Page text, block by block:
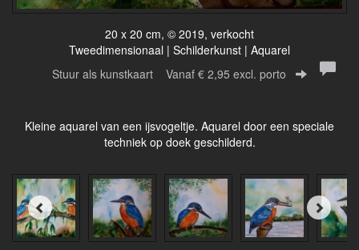
20 x 20 cm, © 2019, verkocht
Tweedimensionaal | Schilderkunst | Aquarel
Stuur als kunstkaart Vanaf € 2,95 excl. porto
Kleine aquarel van een ijsvogeltje. Aquarel door een speciale
techniek op doek geschilderd.